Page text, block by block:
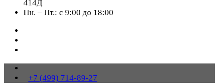
414Д
Пн. – Пт.: с 9:00 до 18:00
+7 (499) 714-89-27